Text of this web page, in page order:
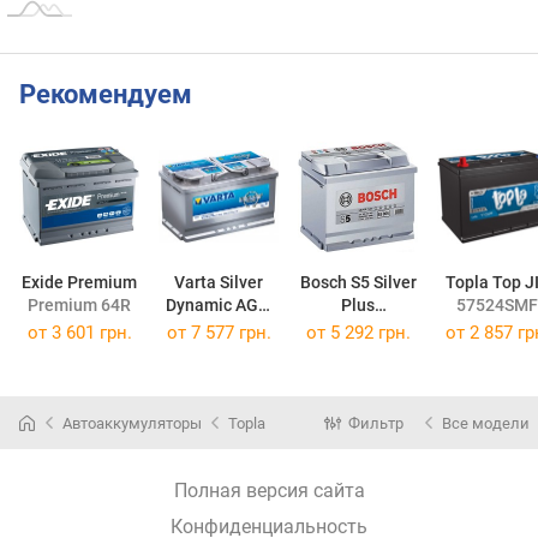
Рекомендуем
Exide Premium
Premium 64R
Varta Silver
Dynamic AGM
80R
Bosch S5 Silver
Plus
585 200 080
Topla Top
57524SMF
от 3 601 грн. от 7 577 грн. от 5 292 грн. от 2 857
Автоаккумуляторы Topla Фильтр Все модели
Полная версия сайта
Конфиденциальность